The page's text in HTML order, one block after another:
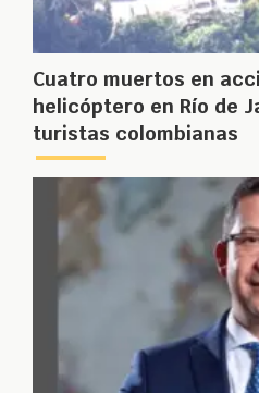
Cuatro muertos en
helicóptero en Río de
turistas colombianas